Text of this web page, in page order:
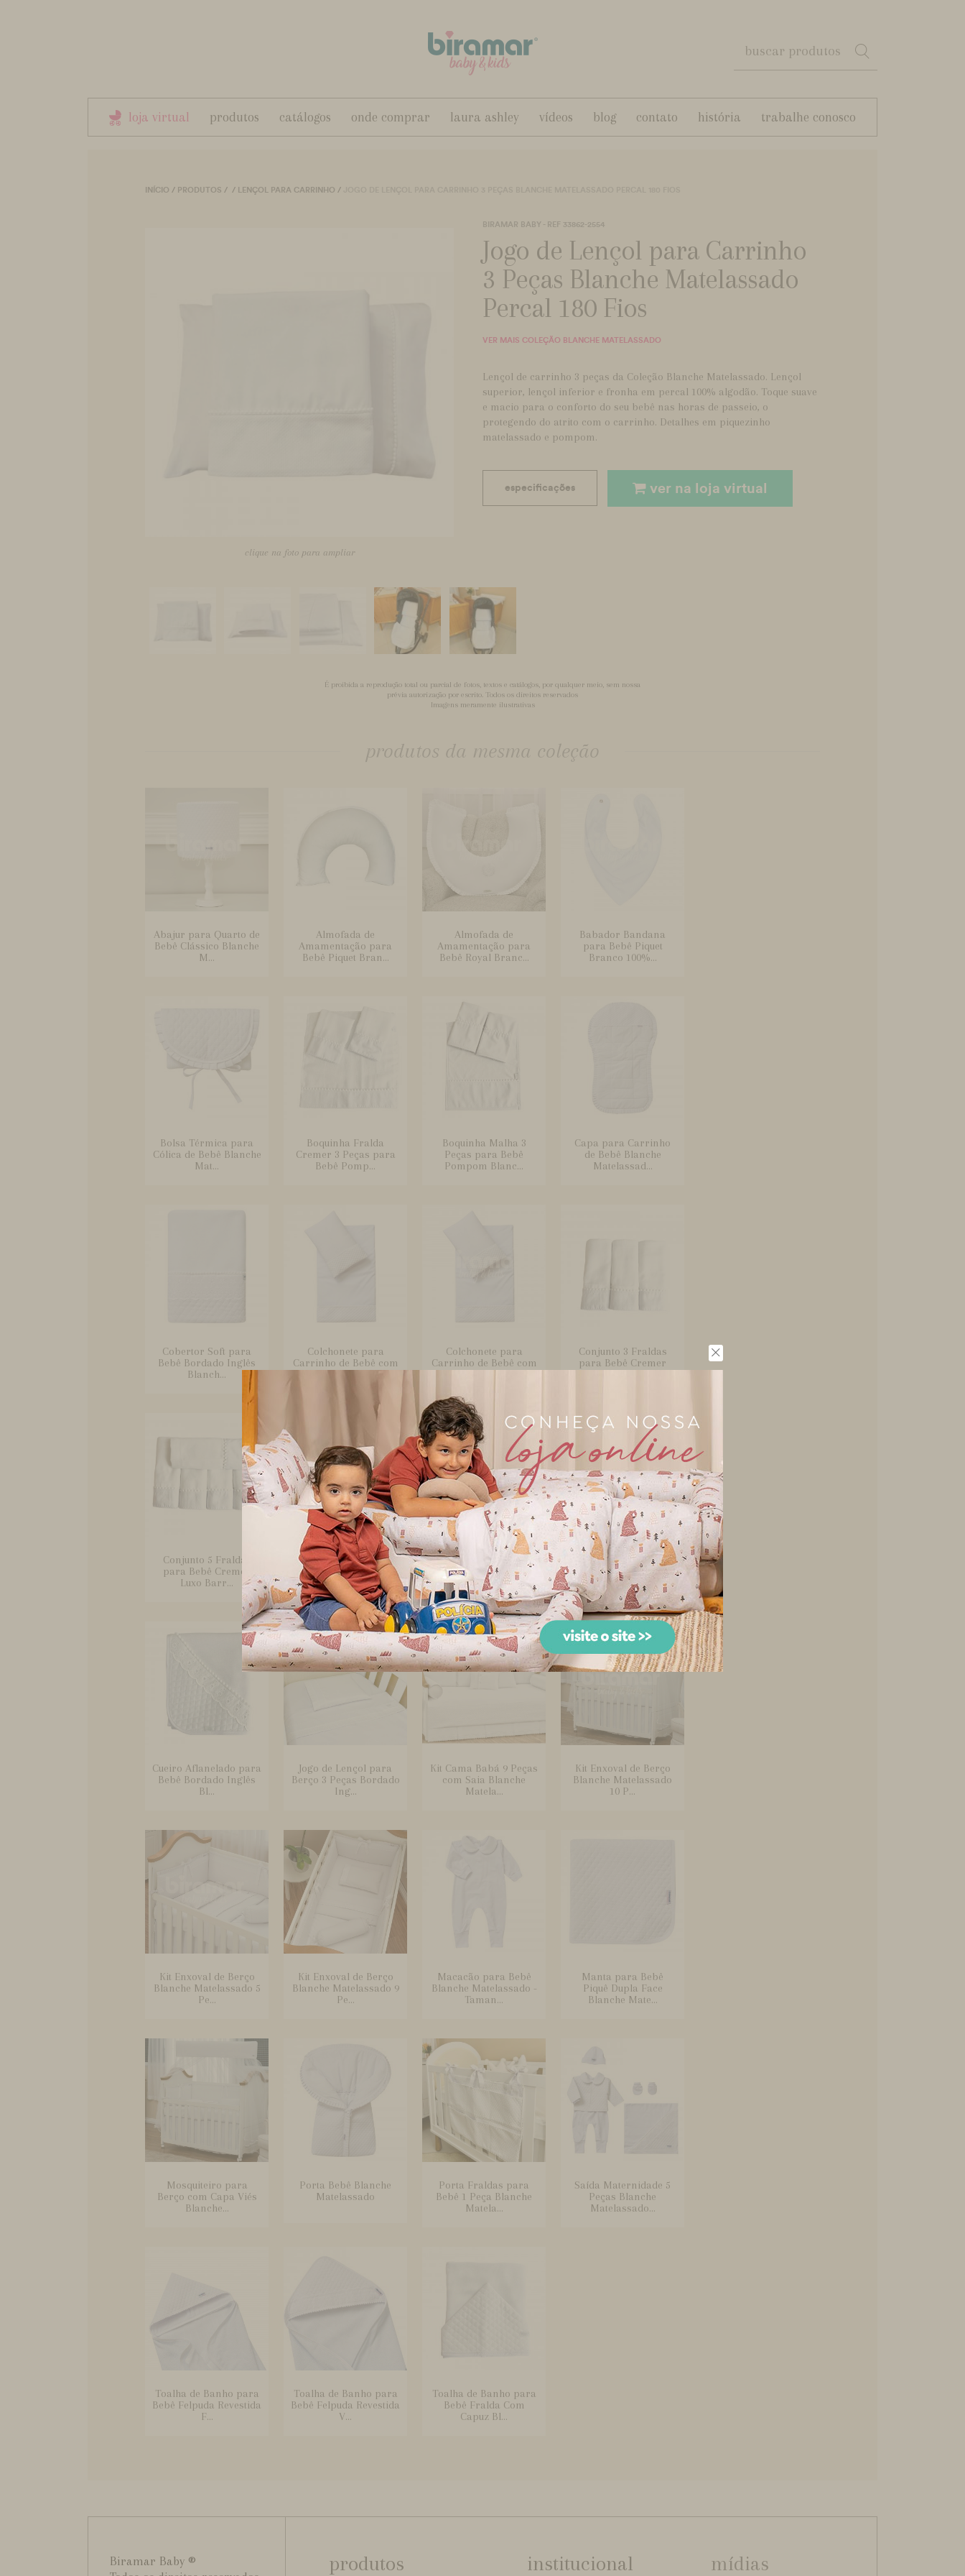
loja virtual produtos catálogos onde comprar laura ashley vídeos blog contato história trabalhe conosco
INÍCIO / PRODUTOS / / LENÇOL PARA CARRINHO /
clique na foto para ampliar
BIRAMAR BABY - REF 33862-2554
Jogo de Lençol para Carrinho
3 Peças Blanche Matelassado
Percal 180 Fios
VER MAIS COLEÇÃO BLANCHE MATELASSADO
Lençol de carrinho 3 peças da Coleção Blanche Matelassado. Lençol
superior, lençol inferior e fronha em percal 100% algodão. Toque suave
e macio para o conforto do seu bebê nas horas de passeio, o
protegendo do atrito com o carrinho. Detalhes em piquezinho
matelassado e pompom.
especificações ver na loja virtual
É proibida a reprodução total ou parcial de fotos, textos e catálogos, por qualquer meio, sem nossa
prévia autorização por escrito. Todos os direitos reservados
Imagens meramente ilustrativas
produtos da mesma coleção
Abajur para Quarto de
Bebê Clássico Blanche
M...
Almofada de
Amamentação para
Bebê Piquet Bran...
Almofada de
Amamentação para
Bebê Royal Branc...
Babador Bandana
para Bebê Piquet
Branco 100%...
Bolsa Térmica para
Cólica de Bebê Blanche
Mat...
Boquinha Fralda
Cremer 3 Peças para
Bebê Pomp...
Boquinha Malha 3
Peças para Bebê
Pompom Blanc...
Capa para Carrinho
de Bebê Blanche
Matelassad...
Cobertor Soft para
Bebê Bordado Inglês
Blanch...
Colchonete para
Carrinho de Bebê com
Fronha M...
Colchonete para
Carrinho de Bebê com
Fronha M...
Conjunto 3 Fraldas
para Bebê Cremer
Luxo Barr...
Conjunto 5 Fraldas
para Bebê Cremer
Luxo Barr...
Conjunto Clássico 2
Peças para Bebê
Blanche M...
Conjunto Pagão para
Bebê 3 Peças Blanche
Mate...
Cortina para Quarto
de Bebê com Bandô
Musseli...
Cueiro Aflanelado para
Bebê Bordado Inglês
Bl...
Jogo de Lençol para
Berço 3 Peças Bordado
Ing...
Kit Cama Babá 9 Peças
com Saia Blanche
Matela...
Kit Enxoval de Berço
Blanche Matelassado
10 P...
Kit Enxoval de Berço
Blanche Matelassado 5
Pe...
Kit Enxoval de Berço
Blanche Matelassado 9
Pe...
Macacão para Bebê
Blanche Matelassado -
Taman...
Manta para Bebê
Piquê Dupla Face
Blanche Mate...
Mosquiteiro para
Berço com Capa Viés
Blanche...
Porta Bebê Blanche
Matelassado
Porta Fraldas para
Bebê 1 Peça Blanche
Matela...
Saída Maternidade 5
Peças Blanche
Matelassado...
Toalha de Banho para
Bebê Felpuda Revestida
F...
Toalha de Banho para
Bebê Felpuda Revestida
V...
Toalha de Banho para
Bebê Fralda Com
Capuz Bl...
Biramar Baby ®
produtos institucional mídias